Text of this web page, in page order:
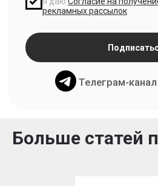
Больше статей